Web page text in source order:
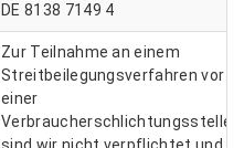
DE 8138 7149 4
Zur Teilnahme an einem
Streitbeilegungsverfahren vor
einer
Verbraucherschlichtungsstelle